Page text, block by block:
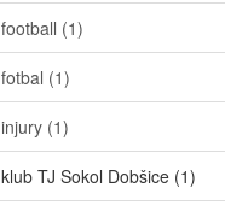
football (1)
fotbal (1)
injury (1)
klub TJ Sokol Dobšice (1)